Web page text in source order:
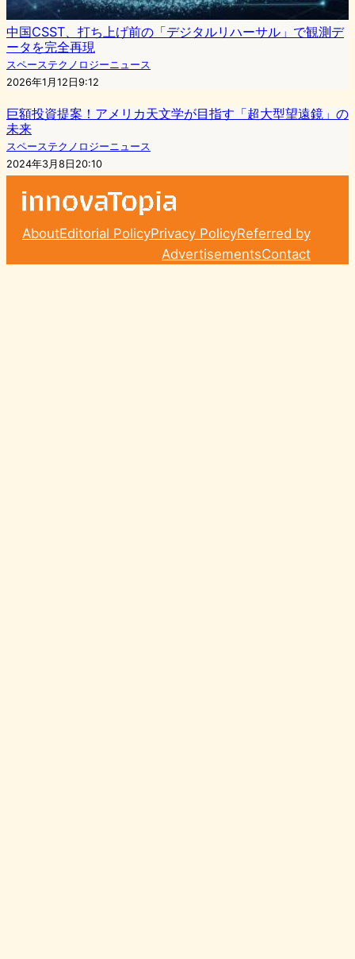
中国CSST、打ち上げ前の「デジタルリハーサル」で観測デ
ータを完全再現
スペーステクノロジーニュース
2026年1月12日9:12
巨額投資提案！アメリカ天文学が目指す「超大型望遠鏡」の
未来
スペーステクノロジーニュース
2024年3月8日20:10
AboutEditorial PolicyPrivacy PolicyReferred by
AdvertisementsContact